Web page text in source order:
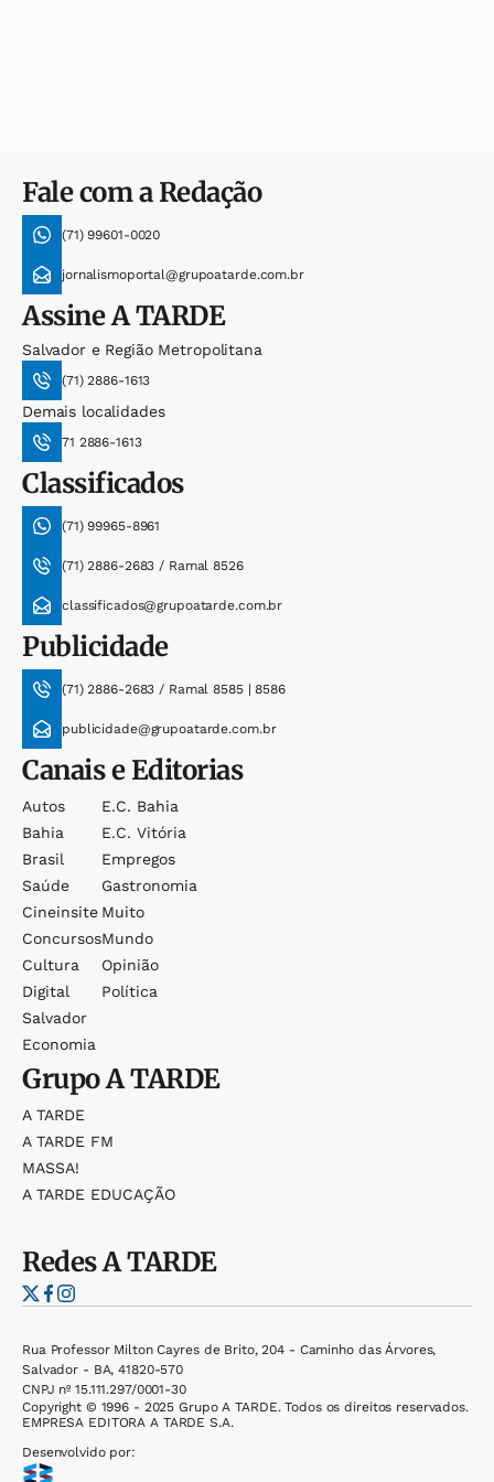
Fale com a Redação
(71) 99601-0020
jornalismoportal@grupoatarde.com.br
AssineA TARDE
Salvador e Região Metropolitana
(71) 2886-1613
Demais localidades
71 2886-1613
Classificados
(71) 99965-8961
(71) 2886-2683 / Ramal 8526
classificados@grupoatarde.com.br
Publicidade
(71) 2886-2683 / Ramal 8585 | 8586
publicidade@grupoatarde.com.br
Canais e Editorias
Autos
Bahia
Brasil
Saúde
Cineinsite
Concursos
Cultura
Digital
Salvador
Economia
E.c. Bahia
E.c. Vitória
Empregos
Gastronomia
Muito
Mundo
Opinião
Política
GrupoA TARDE
A TARDE
A TARDE FM
MASSA!
A TARDE EDUCAÇÃO
RedesA TARDE
Rua Professor Milton Cayres de Brito, 204 - Caminho das Árvores,
Salvador - BA, 41820-570
CNPJ nº 15.111.297/0001-30
Copyright © 1996 - 2025 Grupo A TARDE. Todos os direitos reservados.
EMPRESA EDITORA A TARDE S.A.
Desenvolvido por: